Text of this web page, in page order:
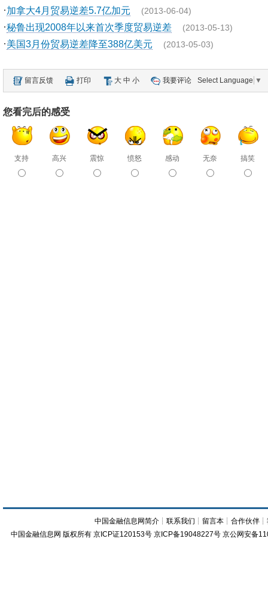
·加拿大4月贸易逆差5.7亿加元 (2013-06-04)
·秘鲁出现2008年以来首次季度贸易逆差 (2013-05-13)
·美国3月份贸易逆差降至388亿美元 (2013-05-03)
留言反馈 打印 大 中 小 我要评论 Select Language ▼
您看完后的感受
支持 高兴 震惊 愤怒 感动 无奈 搞笑
中国金融信息网简介 ┊联系我们 ┊ 留言本 ┊合作伙伴 ┊
中国金融信息网 版权所有 京ICP证120153号 京ICP备19048227号 京公网安备